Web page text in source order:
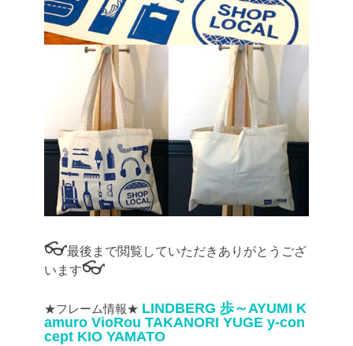
👓最後まで閲覧していただきありがとうござ
います👓
★フレーム情報★ LINDBERG 歩～AYUMI K
amuro VioRou TAKANORI YUGE y-con
cept KIO YAMATO